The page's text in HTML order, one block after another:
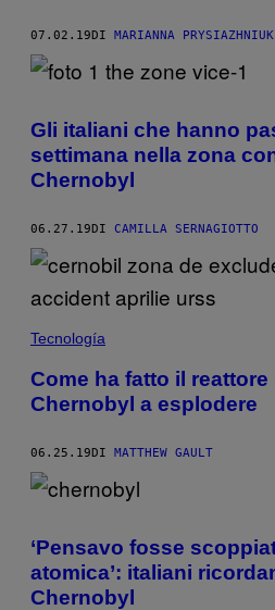
07.02.19 DI MARIANNA PRYSIAZHNIUK
Gli italiani che hanno
settimana nella zona
Chernobyl
06.27.19DI CAMILLA SERNAGIOTTO
Tecnología
Come ha fatto il
Chernobyl a esplodere
06.25.19 DI MATTHEW GAULT
‘Pensavo fosse
atomica’: italiani
Chernobyl